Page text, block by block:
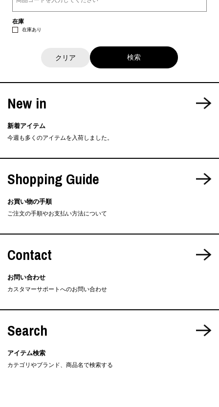
在庫
在庫あり
クリア
New in
新着アイテム
今週も多くのアイテムを入荷しました。
Shopping Guide
お買い物の手順
ご注文の手順やお支払い方法について
Contact
お問い合わせ
カスタマーサポートへのお問い合わせ
Search
アイテム検索
カテゴリやブランド、商品名で検索する